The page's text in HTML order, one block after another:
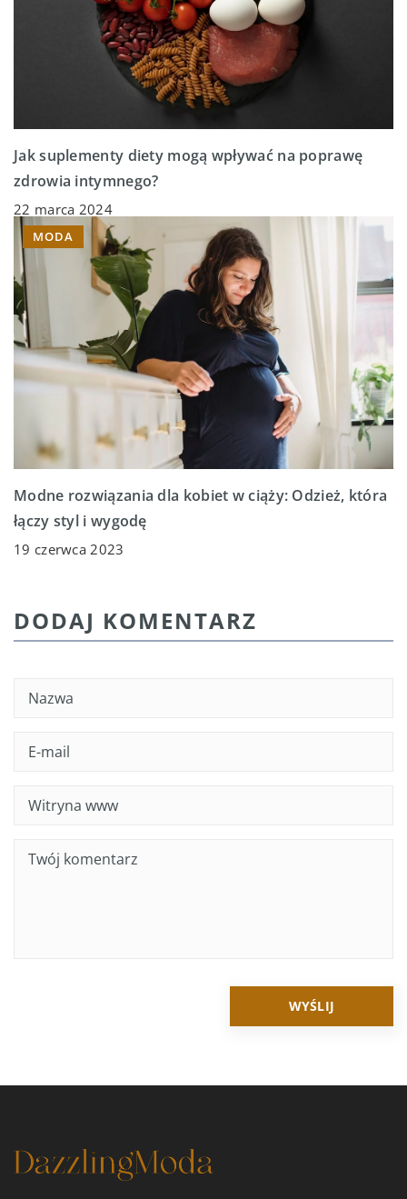
Jak suplementy diety mogą wpływać na poprawę
zdrowia intymnego?
22 marca 2024
MODA
Modne rozwiązania dla kobiet w ciąży: Odzież, która
łączy styl i wygodę
19 czerwca 2023
DODAJ KOMENTARZ